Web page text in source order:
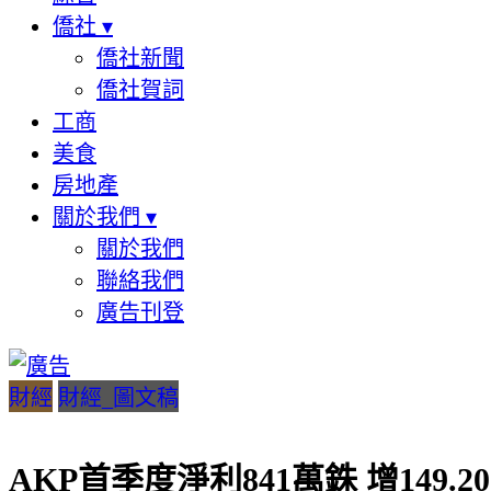
僑社 ▾
僑社新聞
僑社賀詞
工商
美食
房地產
關於我們 ▾
關於我們
聯絡我們
廣告刊登
財經 財經_圖文稿
AKP首季度淨利841萬銖 增